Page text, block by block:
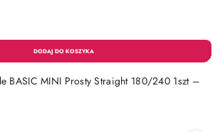
BASIC MINI Prosty Straight 180/240 1szt –